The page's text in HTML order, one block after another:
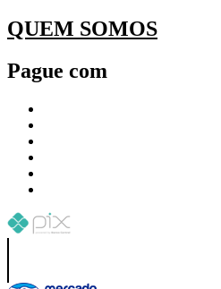
QUEM SOMOS
Pague com